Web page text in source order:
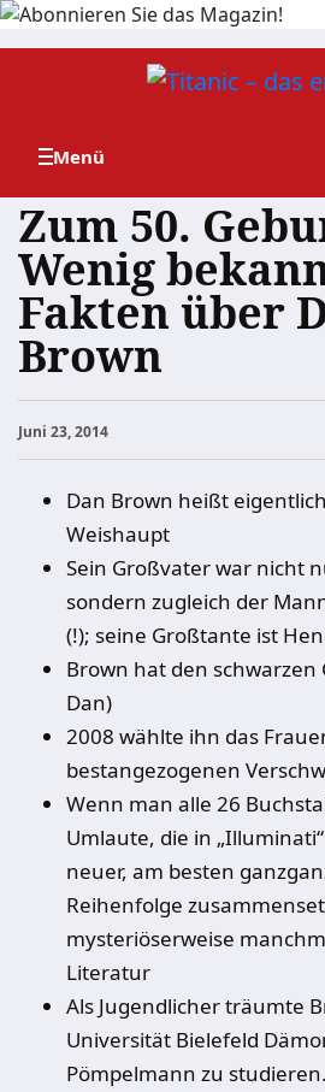
Zum
Zum 50.
Wenig
Fakten über
Brown
Juni 23, 2014
Dan Brown heißt
Weishaupt
Sein Großvater war nicht
sondern zugleich der
(!); seine Großtante ist
Brown hat den schwarzen
Dan)
2008 wählte ihn das
bestangezogenen
Wenn man alle 26
Umlaute, die in
neuer, am besten
Reihenfolge
mysteriöserweise
Literatur
Als Jugendlicher träumte
Universität Bielefeld
Pömpelmann zu